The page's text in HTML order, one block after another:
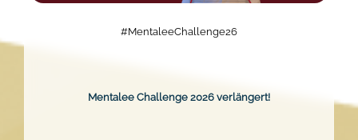
#MentaleeChallenge26
Mentalee Challenge 2026 verlängert!